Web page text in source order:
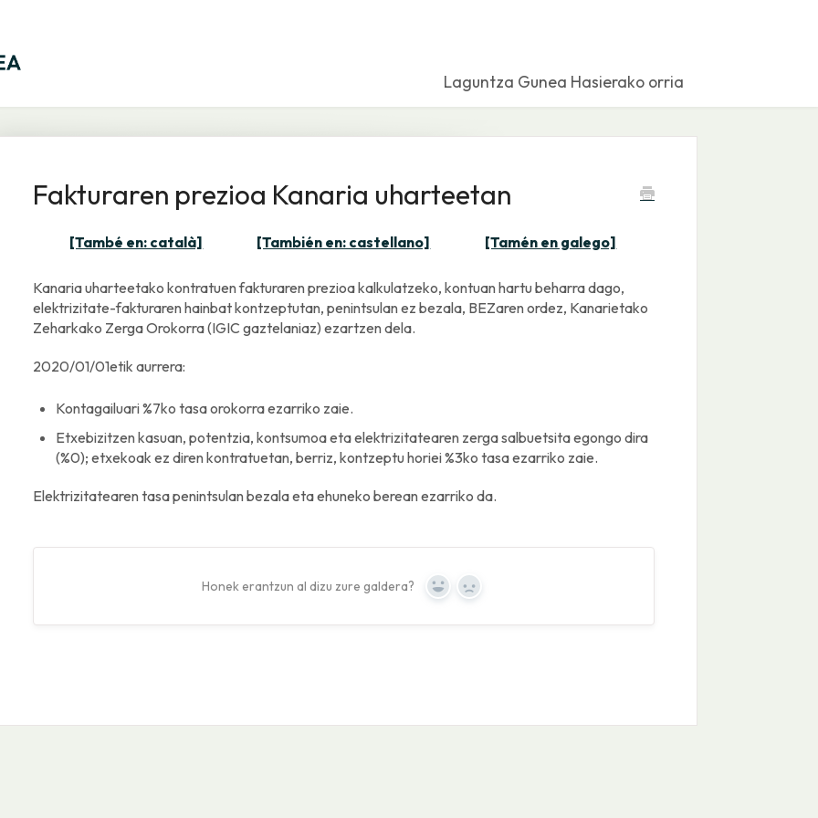
Laguntza Gunea Hasierako orria
Fakturaren prezioa Kanaria uharteetan
[També en: català] [También en: castellano] [Tamén en galego]
Kanaria uharteetako kontratuen fakturaren prezioa kalkulatzeko, kontuan hartu beharra dago,
elektrizitate-fakturaren hainbat kontzeptutan, penintsulan ez bezala, BEZaren ordez, Kanarietako
Zeharkako Zerga Orokorra (IGIC gaztelaniaz) ezartzen dela.
2020/01/01etik aurrera:
Kontagailuari %7ko tasa orokorra ezarriko zaie.
Etxebizitzen kasuan, potentzia, kontsumoa eta elektrizitatearen zerga salbuetsita egongo dira
(%0); etxekoak ez diren kontratuetan, berriz, kontzeptu horiei %3ko tasa ezarriko zaie.
Elektrizitatearen tasa penintsulan bezala eta ehuneko berean ezarriko da.
Honek erantzun al dizu zure galdera? Yes No